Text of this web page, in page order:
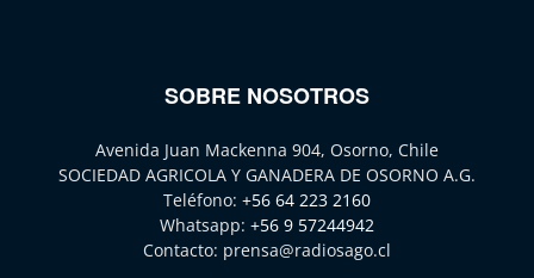
SOBRE NOSOTROS
Avenida Juan Mackenna 904, Osorno, Chile
SOCIEDAD AGRICOLA Y GANADERA DE OSORNO A.G.
Teléfono: +56 64 223 2160
Whatsapp: +56 9 57244942
Contacto: prensa@radiosago.cl